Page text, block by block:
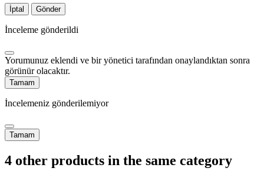
İptal Gönder
İnceleme gönderildi
Yorumunuz eklendi ve bir yönetici tarafından onaylandıktan sonra
görünür olacaktır.
Tamam
İncelemeniz gönderilemiyor
Tamam
4 other products in the same category